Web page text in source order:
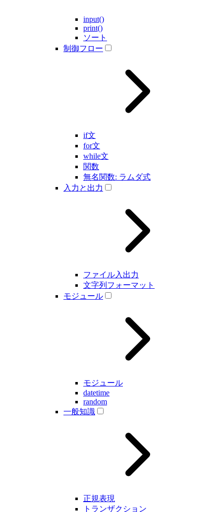
input()
print()
ソート
制御フロー
if文
for文
while文
関数
無名関数: ラムダ式
入力と出力
ファイル入出力
文字列フォーマット
モジュール
モジュール
datetime
random
一般知識
正規表現
トランザクション